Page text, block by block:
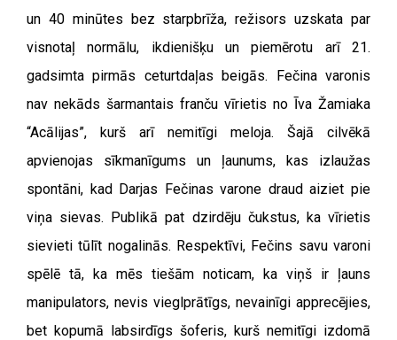
un 40 minūtes bez starpbrīža, režisors uzskata par
visnotaļ normālu, ikdienišķu un piemērotu arī 21.
gadsimta pirmās ceturtdaļas beigās. Fečina varonis
nav nekāds šarmantais franču vīrietis no Īva Žamiaka
“Acālijas”, kurš arī nemitīgi meloja. Šajā cilvēkā
apvienojas sīkmanīgums un ļaunums, kas izlaužas
spontāni, kad Darjas Fečinas varone draud aiziet pie
viņa sievas. Publikā pat dzirdēju čukstus, ka vīrietis
sievieti tūlīt nogalinās. Respektīvi, Fečins savu varoni
spēlē tā, ka mēs tiešām noticam, ka viņš ir ļauns
manipulators, nevis vieglprātīgs, nevainīgi apprecējies,
bet kopumā labsirdīgs šoferis, kurš nemitīgi izdomā